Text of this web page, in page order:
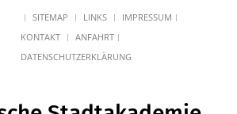
SITEMAP LINKS
IMPRESSUM
KONTAKT
ANFAHRT
DATENSCHUTZERKLÄRUNG